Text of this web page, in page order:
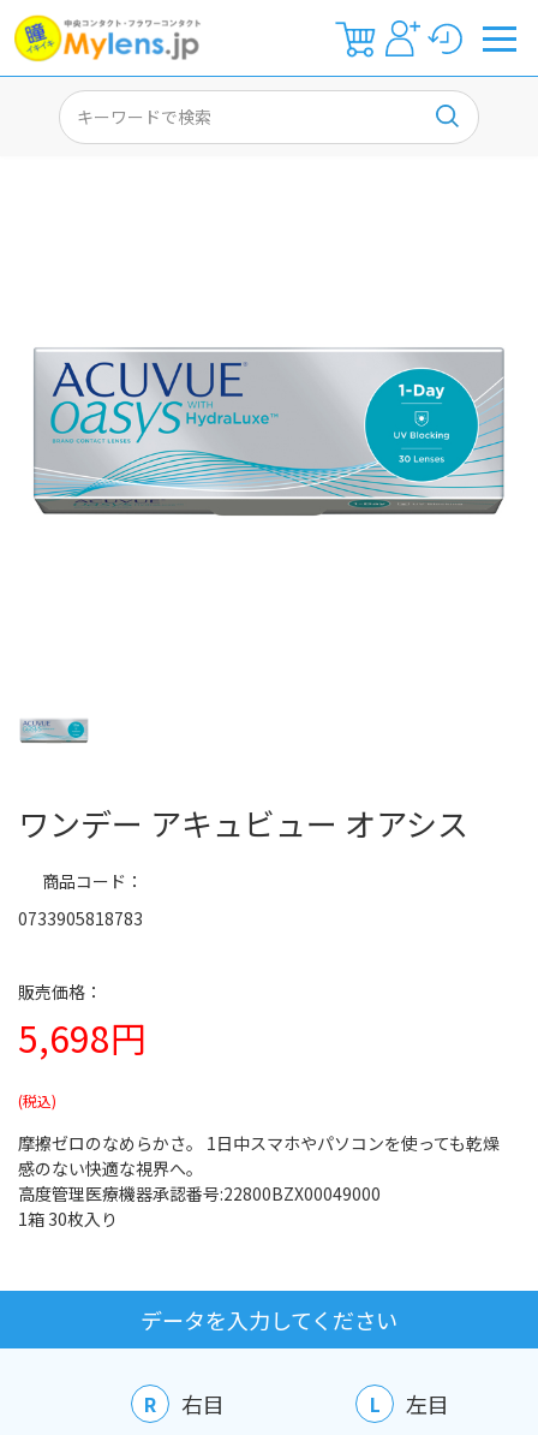
ワンデー アキュビュー オアシス
5,698円
商品コード
0733905818783
摩擦ゼロのなめらかさ。 1日中スマホやパソコンを使っても乾燥
感のない快適な視界へ。
高度管理医療機器承認番号:22800BZX00049000
1箱 30枚入り
データを入力してください
R 右目 L 左目